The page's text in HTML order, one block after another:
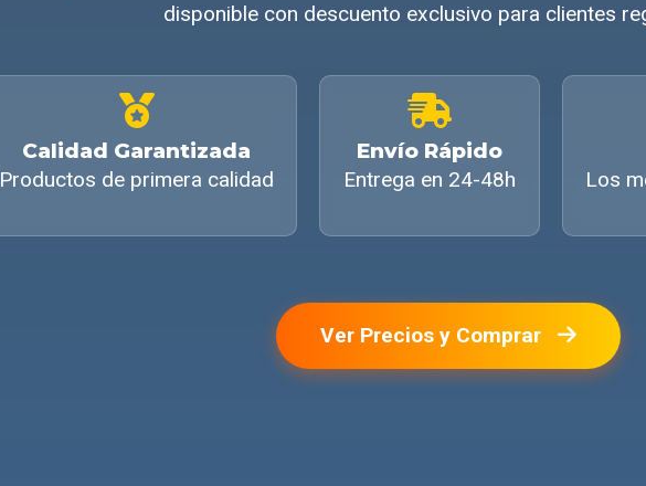
disponible con descuento exclusivo para clientes
Calidad Garantizada
Productos de primera calidad
Envío Rápido
Entrega en 24-48h
Los
Ver Precios y Comprar